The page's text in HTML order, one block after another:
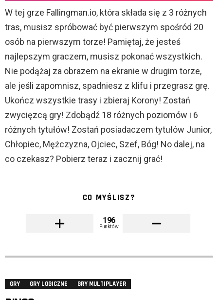
W tej grze Fallingman.io, która składa się z 3 różnych
tras, musisz spróbować być pierwszym spośród 20
osób na pierwszym torze! Pamiętaj, że jesteś
najlepszym graczem, musisz pokonać wszystkich.
Nie podążaj za obrazem na ekranie w drugim torze,
ale jeśli zapomnisz, spadniesz z klifu i przegrasz grę.
Ukończ wszystkie trasy i zbieraj Korony! Zostań
zwycięzcą gry! Zdobądź 18 różnych poziomów i 6
różnych tytułów! Zostań posiadaczem tytułów Junior,
Chłopiec, Mężczyzna, Ojciec, Szef, Bóg! No dalej, na
co czekasz? Pobierz teraz i zacznij grać!
CO MYŚLISZ?
196
Punktów
GRY GRY LOGICZNE GRY MULTIPLAYER